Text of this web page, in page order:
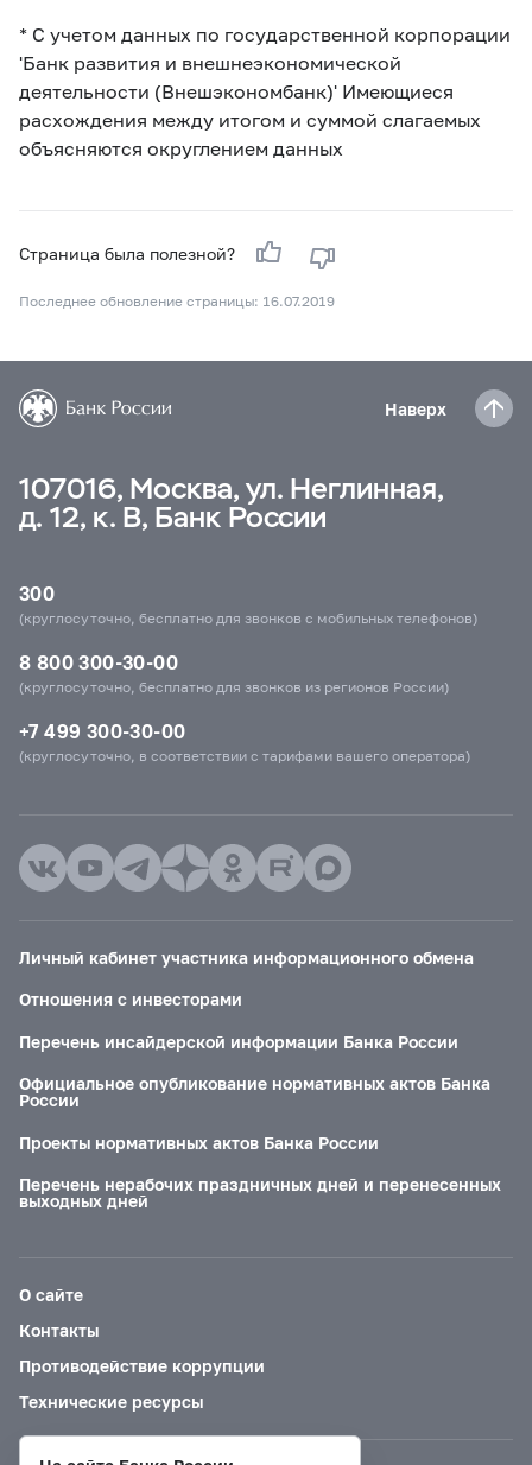
* С учетом данных по государственной корпорации
'Банк развития и внешнеэкономической
деятельности (Внешэкономбанк)' Имеющиеся
расхождения между итогом и суммой слагаемых
объясняются округлением данных
Страница была полезной?
Последнее обновление страницы: 16.07.2019
Наверх
107016, Москва, ул. Неглинная,
д. 12, к. В, Банк России
300
(круглосуточно, бесплатно для звонков с мобильных телефонов)
8 800 300-30-00
(круглосуточно, бесплатно для звонков из регионов России)
+7 499 300-30-00
(круглосуточно, в соответствии с тарифами вашего оператора)
Личный кабинет участника информационного обмена
Отношения с инвесторами
Перечень инсайдерской информации Банка России
Официальное опубликование нормативных актов Банка
России
Проекты нормативных актов Банка России
Перечень нерабочих праздничных дней и перенесенных
выходных дней
О сайте
Контакты
Противодействие коррупции
Технические ресурсы